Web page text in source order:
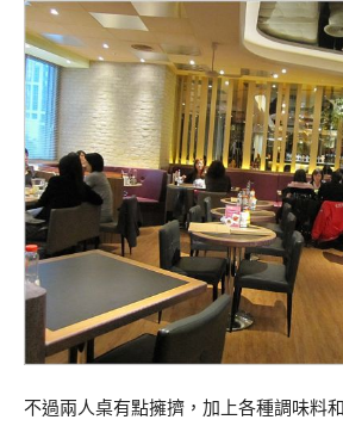
不過兩人桌有點擁擠，加上各種調味料